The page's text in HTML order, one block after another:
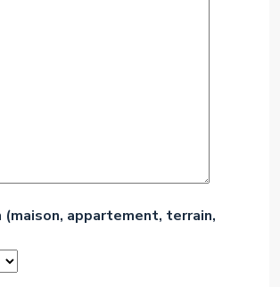
(maison, appartement, terrain,